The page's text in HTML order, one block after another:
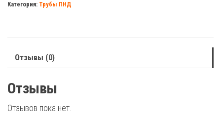
ПНД
Категория: Трубы ПНД
Отзывы (0)
Отзывы
Отзывов пока нет.